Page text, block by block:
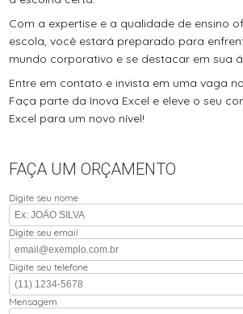
Com a expertise e a qualidade de ensino
escola, você estará preparado para
mundo corporativo e se destacar em sua
Entre em contato e invista em uma vaga
Faça parte da Inova Excel e eleve o seu
Excel para um novo nível!
FAÇA UM ORÇAMENTO
Digite seu nome
Digite seu email
Digite seu telefone
Mensagem